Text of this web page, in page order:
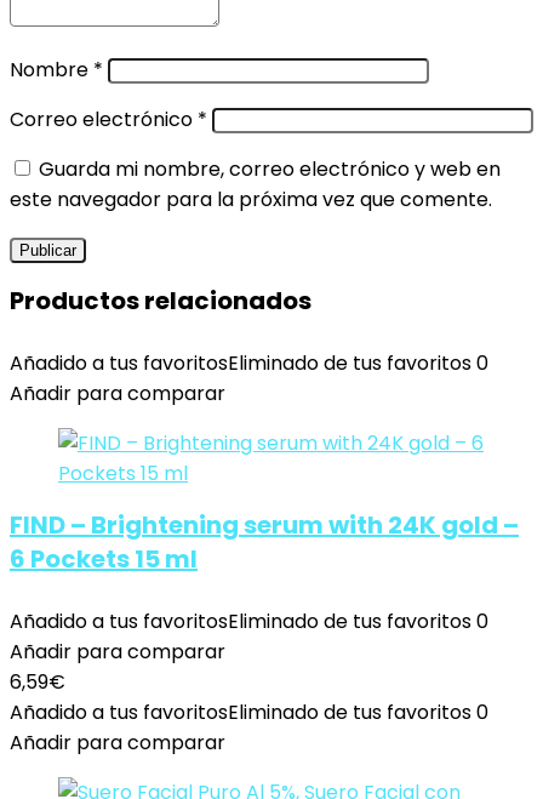
Nombre *
Correo electrónico *
Guarda mi nombre, correo electrónico y web en
este navegador para la próxima vez que comente.
Productos relacionados
Añadido a tus favoritosEliminado de tus favoritos0
Añadir para comparar
FIND – Brightening serum with 24K gold –
6 Pockets 15 ml
Añadido a tus favoritosEliminado de tus favoritos0
Añadir para comparar
6,59€
Añadido a tus favoritosEliminado de tus favoritos0
Añadir para comparar